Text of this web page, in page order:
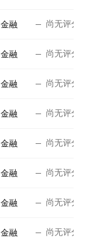
金融 尚无评分
金融 尚无评分
金融 尚无评分
金融 尚无评分
金融 尚无评分
金融 尚无评分
金融 尚无评分
金融 尚无评分